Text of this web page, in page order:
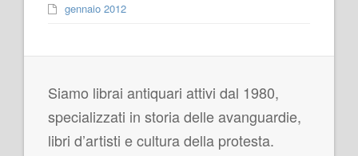
gennaio 2012
Siamo librai antiquari attivi dal 1980,
specializzati in storia delle avanguardie,
libri d’artisti e cultura della protesta.